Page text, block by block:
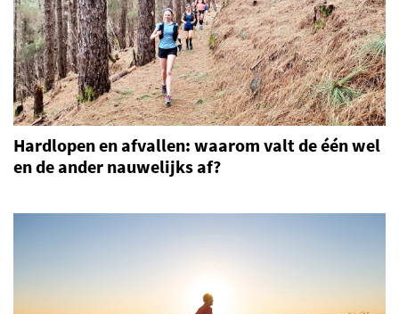
Hardlopen en afvallen: waarom valt de één wel
en de ander nauwelijks af?